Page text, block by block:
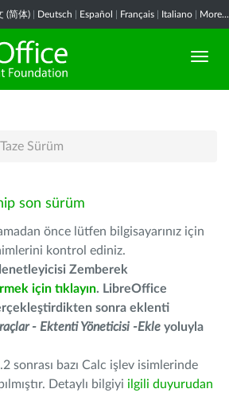
(简体) Deutsch Español Français Italiano More...
Sürüm
son sürüm
önce lütfen bilgisayarınız için
kontrol ediniz.
Zemberek
için tıklayın. LibreOffice
sonra eklenti
- Ektenti Yöneticisi -Ekle yoluyla
sonrası bazı Calc işlev isimlerinde
Detaylı bilgiyi ilgili duyurudan